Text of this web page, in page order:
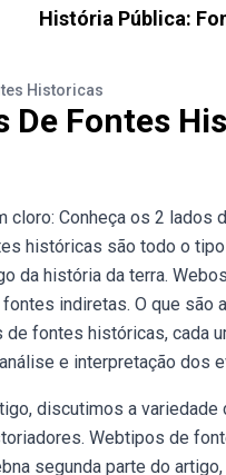
História Pública:
Historicas
De Fontes
cloro: Conheça os 2
históricas são todo o
da história da terra.
indiretas. O que
fontes históricas, cada
e interpretação dos
discutimos a
Webtipos de
segunda parte do